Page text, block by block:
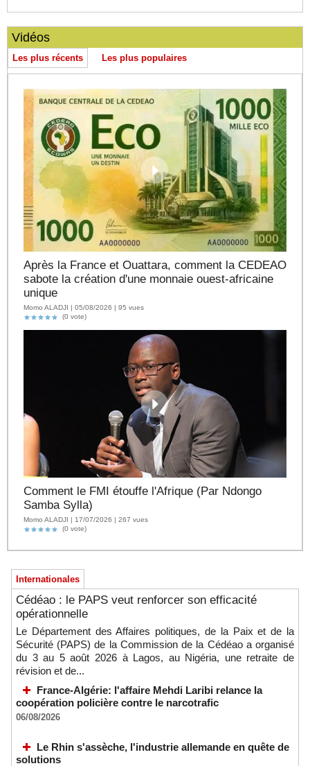
Vidéos
Les plus récents Les plus populaires
Après la France et Ouattara, comment la CEDEAO
sabote la création d'une monnaie ouest-africaine
unique
Momo ALADJI | 05/08/2026 | 95 vues
(0 vote)
Comment le FMI étouffe l'Afrique (Par Ndongo
Samba Sylla)
Momo ALADJI | 17/07/2026 | 267 vues
(0 vote)
Internationales
Cédéao : le PAPS veut renforcer son efficacité
opérationnelle
Le Département des Affaires politiques, de la Paix et de la
Sécurité (PAPS) de la Commission de la Cédéao a organisé
du 3 au 5 août 2026 à Lagos, au Nigéria, une retraite de
révision et de...
France-Algérie: l'affaire Mehdi Laribi relance la
coopération policière contre le narcotrafic
06/08/2026
Le Rhin s'assèche, l'industrie allemande en quête de
solutions